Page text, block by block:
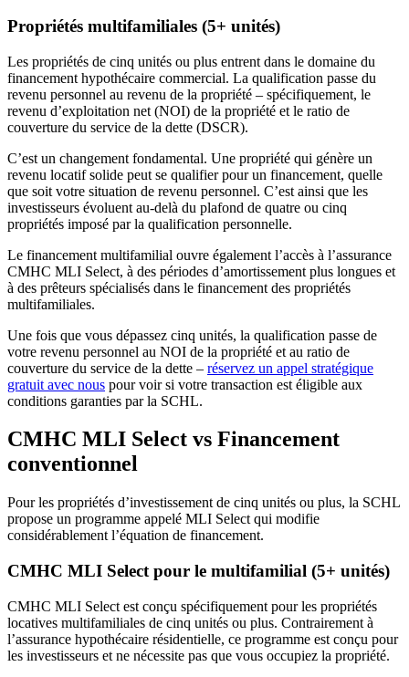
Propriétés multifamiliales (5+ unités)
Les propriétés de cinq unités ou plus entrent dans le domaine du
financement hypothécaire commercial. La qualification passe du
revenu personnel au revenu de la propriété – spécifiquement, le
revenu d’exploitation net (NOI) de la propriété et le ratio de
couverture du service de la dette (DSCR).
C’est un changement fondamental. Une propriété qui génère un
revenu locatif solide peut se qualifier pour un financement, quelle
que soit votre situation de revenu personnel. C’est ainsi que les
investisseurs évoluent au-delà du plafond de quatre ou cinq
propriétés imposé par la qualification personnelle.
Le financement multifamilial ouvre également l’accès à l’assurance
CMHC MLI Select, à des périodes d’amortissement plus longues et
à des prêteurs spécialisés dans le financement des propriétés
multifamiliales.
Une fois que vous dépassez cinq unités, la qualification passe de
votre revenu personnel au NOI de la propriété et au ratio de
couverture du service de la dette – réservez un appel stratégique
gratuit avec nous pour voir si votre transaction est éligible aux
conditions garanties par la SCHL.
CMHC MLI Select vs Financement
conventionnel
Pour les propriétés d’investissement de cinq unités ou plus, la SCHL
propose un programme appelé MLI Select qui modifie
considérablement l’équation de financement.
CMHC MLI Select pour le multifamilial (5+ unités)
CMHC MLI Select est conçu spécifiquement pour les propriétés
locatives multifamiliales de cinq unités ou plus. Contrairement à
l’assurance hypothécaire résidentielle, ce programme est conçu pour
les investisseurs et ne nécessite pas que vous occupiez la propriété.